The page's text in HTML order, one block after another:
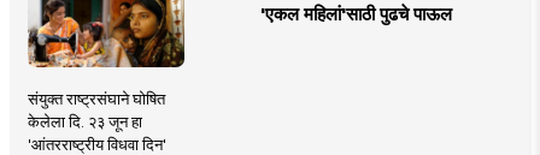
'एकल महिलां'साठी पुढचे पाऊल
संयुक्त राष्ट्रसंघाने घोषित
केलेला दि. २३ जून हा
'आंतरराष्ट्रीय विधवा दिन'